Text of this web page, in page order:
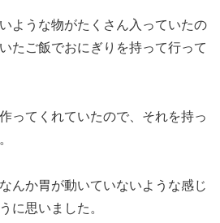
ような物がたくさん入っていたの
たご飯でおにぎりを持って行って
ってくれていたので、それを持っ
んか胃が動いていないような感じ
に思いました。